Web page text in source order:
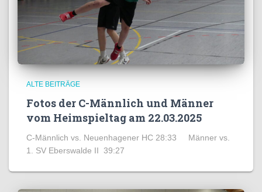
ALTE BEITRÄGE
Fotos der C-Männlich und Männer
vom Heimspieltag am 22.03.2025
C-Männlich vs. Neuenhagener HC 28:33 Männer vs.
1. SV Eberswalde II 39:27